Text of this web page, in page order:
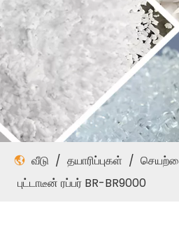
வீடு / தயாரிப்புகள் /
புட்டாடீன் ரப்பர் BR-BR9000